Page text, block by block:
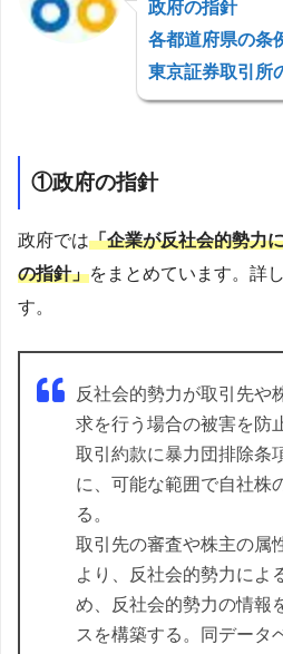
政府の指針
各都道府県の条
東京証券取引所
①政府の指針
政府では「企業が反社会的勢力
の指針」をまとめています。詳
す。
反社会的勢力が取引先や
求を行う場合の被害を防
取引約款に暴力団排除条
に、可能な範囲で自社株
る。
取引先の審査や株主の属
より、反社会的勢力によ
め、反社会的勢力の情報
スを構築する。同データ